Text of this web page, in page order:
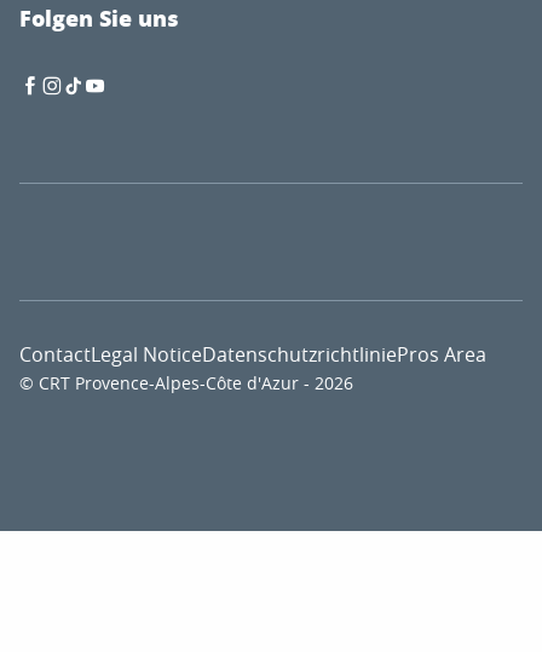
Folgen Sie uns
© CRT Provence-Alpes-Côte d'Azur - 2026
ContactLegal NoticeDatenschutzrichtliniePros Area